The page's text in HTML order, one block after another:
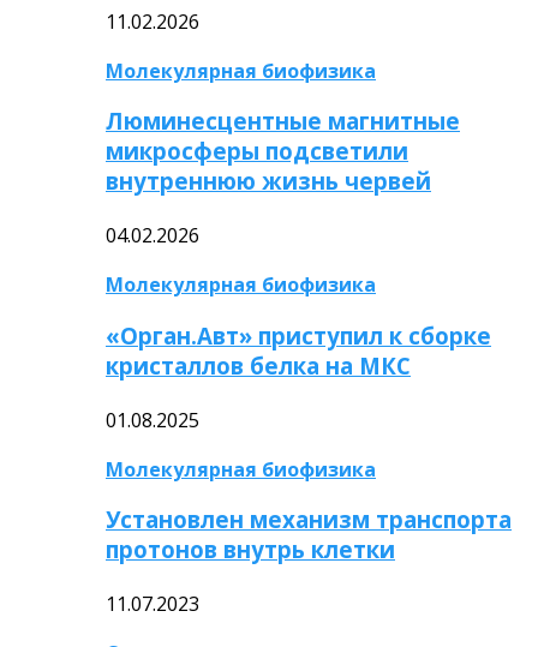
11.02.2026
Молекулярная биофизика
Люминесцентные магнитные
микросферы подсветили
внутреннюю жизнь червей
04.02.2026
Молекулярная биофизика
«Орган.Авт» приступил к сборке
кристаллов белка на МКС
01.08.2025
Молекулярная биофизика
Установлен механизм транспорта
протонов внутрь клетки
11.07.2023